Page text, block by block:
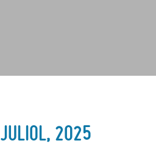
JULIOL, 2025